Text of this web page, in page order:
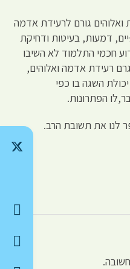
ואלוהים גורם לרעידת אדמה
דמעות, בעיטות ודחיקת
חכמי התלמוד לא השיבו
רעידת אדמה ואלוהים,
השגה בו כפי
הפתרונות.
לנו את תשובת הרב.